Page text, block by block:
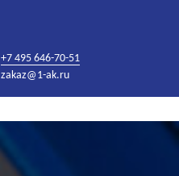
+7 495 646-70-51
zakaz@1-ak.ru